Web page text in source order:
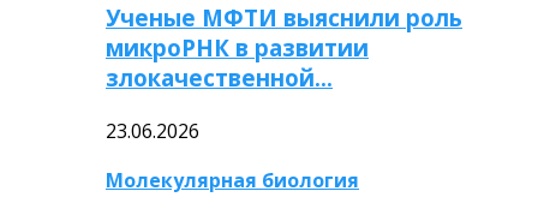
Ученые МФТИ выяснили роль
микроРНК в развитии
злокачественной…
23.06.2026
Молекулярная биология